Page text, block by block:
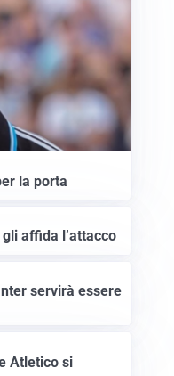
la porta
affida l’attacco
servirà essere
Atletico si